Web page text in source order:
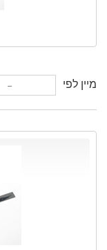
מיין לפי --